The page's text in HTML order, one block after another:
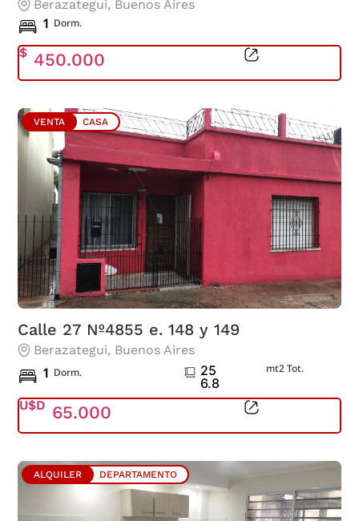
Berazategui, Buenos Aires
1 Dorm.
$ 450.000
VENTA CASA
Calle 27 Nº4855 e. 148 y 149
Berazategui, Buenos Aires
1 Dorm.
25
6.8
mt2 Tot.
U$D 65.000
ALQUILER DEPARTAMENTO